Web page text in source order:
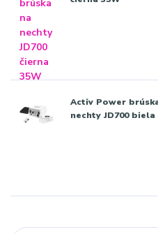
Activ Power
nechty JD700 biela